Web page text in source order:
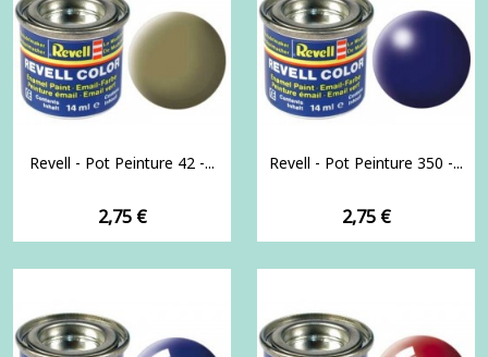
Revell - Pot Peinture 42 -...
Prix
2,75 €
Revell - Pot Peinture 350 -...
Prix
2,75 €